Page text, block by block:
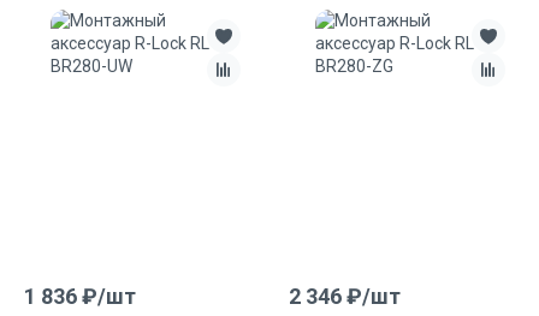
1 836₽/шт 2 346₽/шт